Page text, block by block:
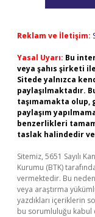
Reklam ve İletişim:
Yasal Uyarı: Bu
veya şahıs şirketi
Sitede yalnızca
paylaşılmaktadır.
taşımamakta olup,
paylaşım
benzerlikleri
taslak halindedir
Sitemiz, 5651 Sayılı
Kurumu (BTK)
vermektedir. Bu
veya araştırma
yazdıkları içeriklerin
bu sorumluluğu kabul